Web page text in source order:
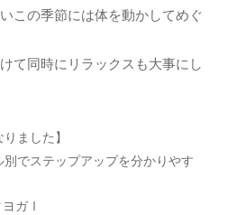
この季節には体を動かしてめぐ
て同時にリラックスも大事にし
ました】
別でステップアップを分かりやす
ガⅠ